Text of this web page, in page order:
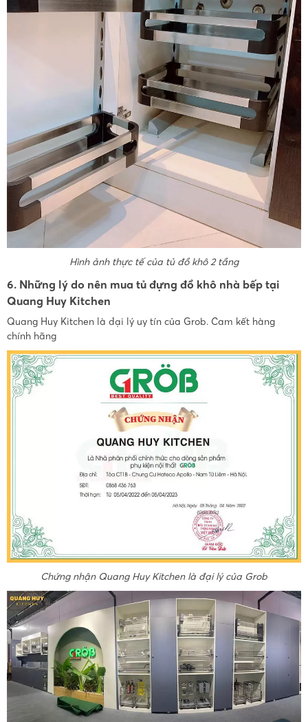
Hình ảnh thực tế của tủ đồ khô 2 tầng
6. Những lý do nên mua tủ đựng đồ khô nhà bếp tại
Quang Huy Kitchen
Quang Huy Kitchen là đại lý uy tín của Grob. Cam kết hàng
chính hãng
Chứng nhận Quang Huy Kitchen là đại lý của Grob